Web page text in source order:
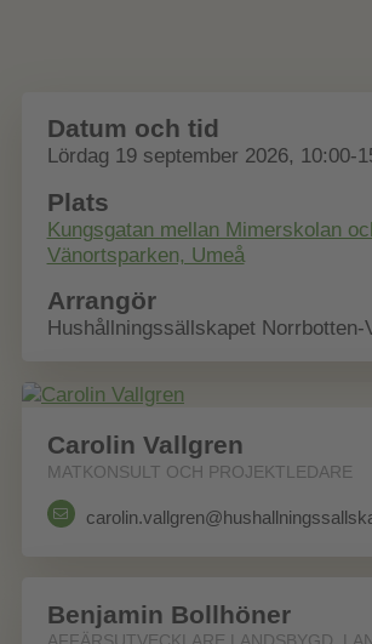
Datum och tid
Lördag 19 september 2026, 10:00-
Plats
Kungsgatan mellan Mimerskolan
Vänortsparken, Umeå
Arrangör
Hushållningssällskapet Norrbotten-
Carolin Vallgren
MATKONSULT OCH PROJEKTLEDARE
Benjamin Bollhöner